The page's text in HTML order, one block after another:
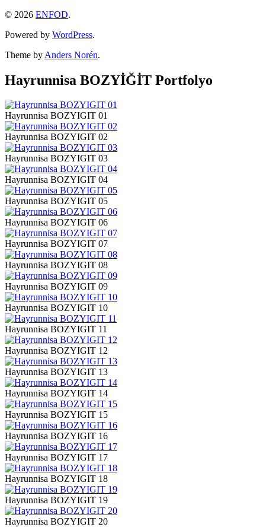
© 2026 ENFOD.
Powered by WordPress.
Theme by Anders Norén.
Hayrunnisa BOZYİĞİT Portfolyo
Hayrunnisa BOZYIGIT 01
Hayrunnisa BOZYIGIT 02
Hayrunnisa BOZYIGIT 03
Hayrunnisa BOZYIGIT 04
Hayrunnisa BOZYIGIT 05
Hayrunnisa BOZYIGIT 06
Hayrunnisa BOZYIGIT 07
Hayrunnisa BOZYIGIT 08
Hayrunnisa BOZYIGIT 09
Hayrunnisa BOZYIGIT 10
Hayrunnisa BOZYIGIT 11
Hayrunnisa BOZYIGIT 12
Hayrunnisa BOZYIGIT 13
Hayrunnisa BOZYIGIT 14
Hayrunnisa BOZYIGIT 15
Hayrunnisa BOZYIGIT 16
Hayrunnisa BOZYIGIT 17
Hayrunnisa BOZYIGIT 18
Hayrunnisa BOZYIGIT 19
Hayrunnisa BOZYIGIT 20